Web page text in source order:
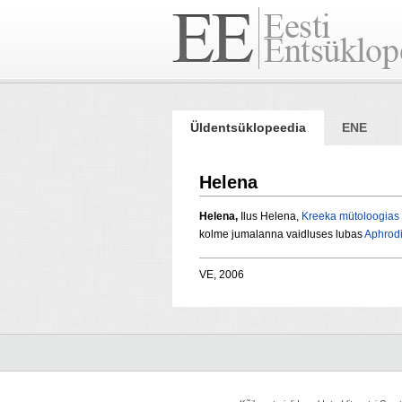
Üldentsüklopeedia ENE
Helena
Helena, Ilus Helena, Kreeka mütoloogias
kolme jumalanna vaidluses lubas
VE, 2006